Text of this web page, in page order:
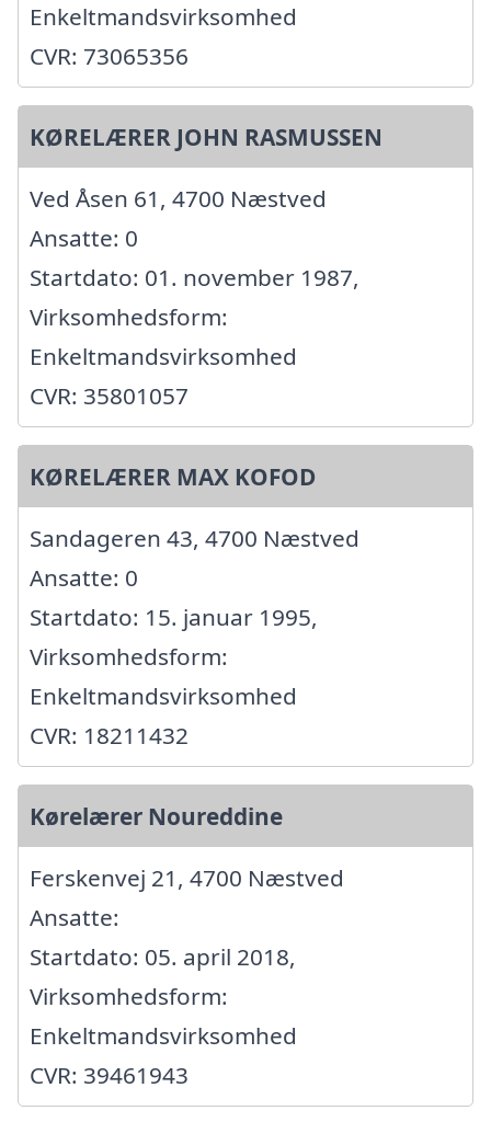
Enkeltmandsvirksomhed
CVR: 73065356
KØRELÆRER JOHN RASMUSSEN
Ved Åsen 61, 4700 Næstved
Ansatte: 0
Startdato: 01. november 1987,
Virksomhedsform:
Enkeltmandsvirksomhed
CVR: 35801057
KØRELÆRER MAX KOFOD
Sandageren 43, 4700 Næstved
Ansatte: 0
Startdato: 15. januar 1995,
Virksomhedsform:
Enkeltmandsvirksomhed
CVR: 18211432
Kørelærer Noureddine
Ferskenvej 21, 4700 Næstved
Ansatte:
Startdato: 05. april 2018,
Virksomhedsform:
Enkeltmandsvirksomhed
CVR: 39461943